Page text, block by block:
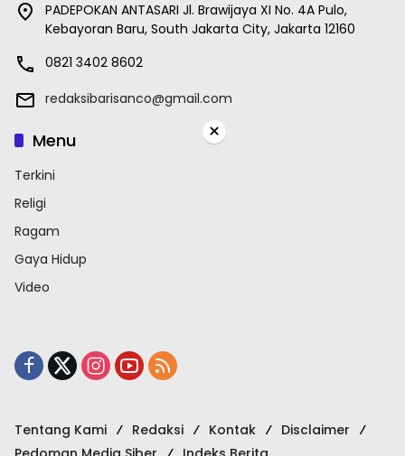
PADEPOKAN ANTASARI Jl. Brawijaya XI No. 4A Pulo,
Kebayoran Baru, South Jakarta City, Jakarta 12160
0821 3402 8602
redaksibarisanco@gmail.com
Menu
Terkini
Religi
Ragam
Gaya Hidup
Video
Tentang Kami Redaksi Kontak
Disclaimer
×